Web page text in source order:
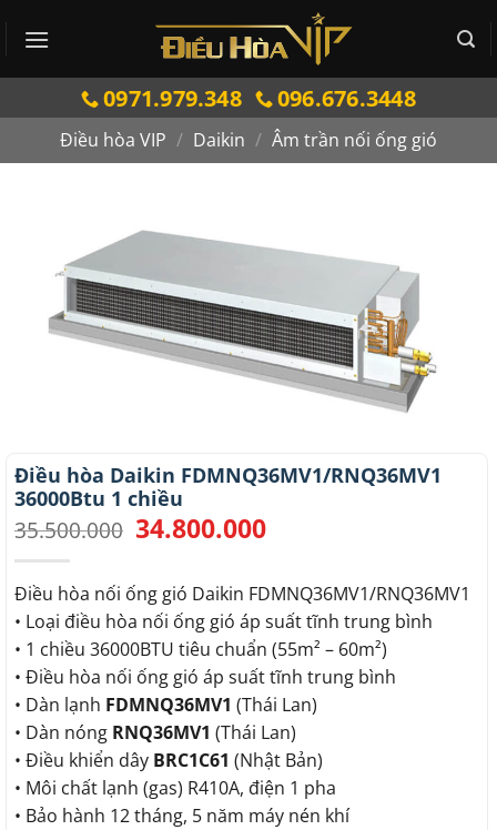
qua
0971.979.348 096.676.3448
Điều hòa VIP / Daikin / Âm trần nối ống gió
Điều hòa Daikin FDMNQ36MV1/RNQ36MV1
36000Btu 1 chiều
35.500.000 Giá
gốc
35.500.000.
34.800.000Giá
là:
34.800.000.
Điều hòa nối ống gió Daikin FDMNQ36MV1/RNQ36MV1
• Loại điều hòa nối ống gió áp suất tĩnh trung bình
• 1 chiều 36000BTU tiêu chuẩn (55m² – 60m²)
• Điều hòa nối ống gió áp suất tĩnh trung bình
• Dàn lạnh FDMNQ36MV1 (Thái Lan)
• Dàn nóng RNQ36MV1 (Thái Lan)
• Điều khiển dây BRC1C61 (Nhật Bản)
• Môi chất lạnh (gas) R410A, điện 1 pha
• Bảo hành 12 tháng, 5 năm máy nén khí